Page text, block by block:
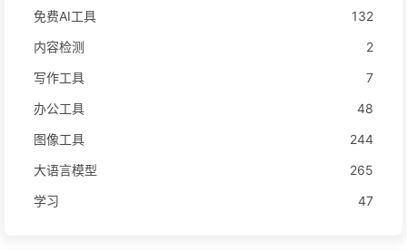
免费AI工具
132
内容检测
2
写作工具
7
办公工具
48
图像工具
244
大语言模型
265
学习
47